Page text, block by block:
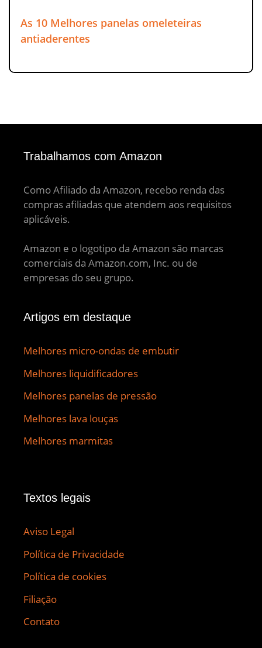
As 10 Melhores panelas omeleteiras
antiaderentes
Trabalhamos com Amazon
Como Afiliado da Amazon, recebo renda das
compras afiliadas que atendem aos requisitos
aplicáveis.
Amazon e o logotipo da Amazon são marcas
comerciais da Amazon.com, Inc. ou de
empresas do seu grupo.
Artigos em destaque
Melhores micro-ondas de embutir
Melhores liquidificadores
Melhores panelas de pressão
Melhores lava louças
Melhores marmitas
Textos legais
Aviso Legal
Política de Privacidade
Política de cookies
Filiação
Contato